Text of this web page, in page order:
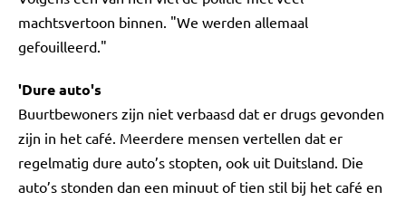
machtsvertoon binnen. "We werden allemaal
gefouilleerd."
'Dure auto's
Buurtbewoners zijn niet verbaasd dat er drugs gevonden
zijn in het café. Meerdere mensen vertellen dat er
regelmatig dure auto’s stopten, ook uit Duitsland. Die
auto’s stonden dan een minuut of tien stil bij het café en